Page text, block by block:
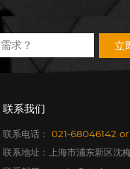
立
联系我们
联系电话： 021-68046142 or
联系地址：上海市浦东新区沈